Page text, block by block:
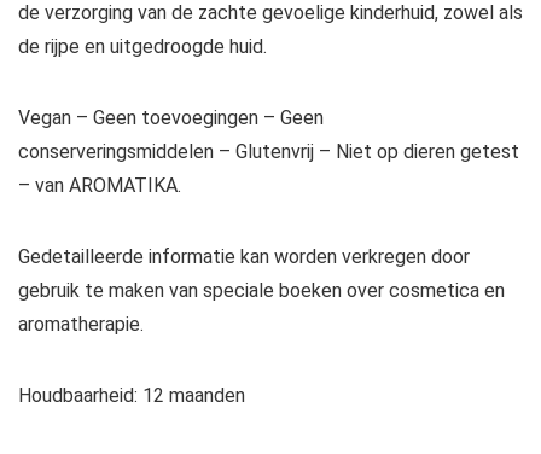
de verzorging van de zachte gevoelige kinderhuid, zowel als
de rijpe en uitgedroogde huid.
Vegan – Geen toevoegingen – Geen
conserveringsmiddelen – Glutenvrij – Niet op dieren getest
– van AROMATIKA.
Gedetailleerde informatie kan worden verkregen door
gebruik te maken van speciale boeken over cosmetica en
aromatherapie.
Houdbaarheid: 12 maanden